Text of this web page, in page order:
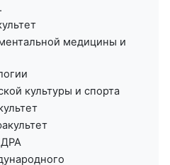
медицины и
культуры и спорта